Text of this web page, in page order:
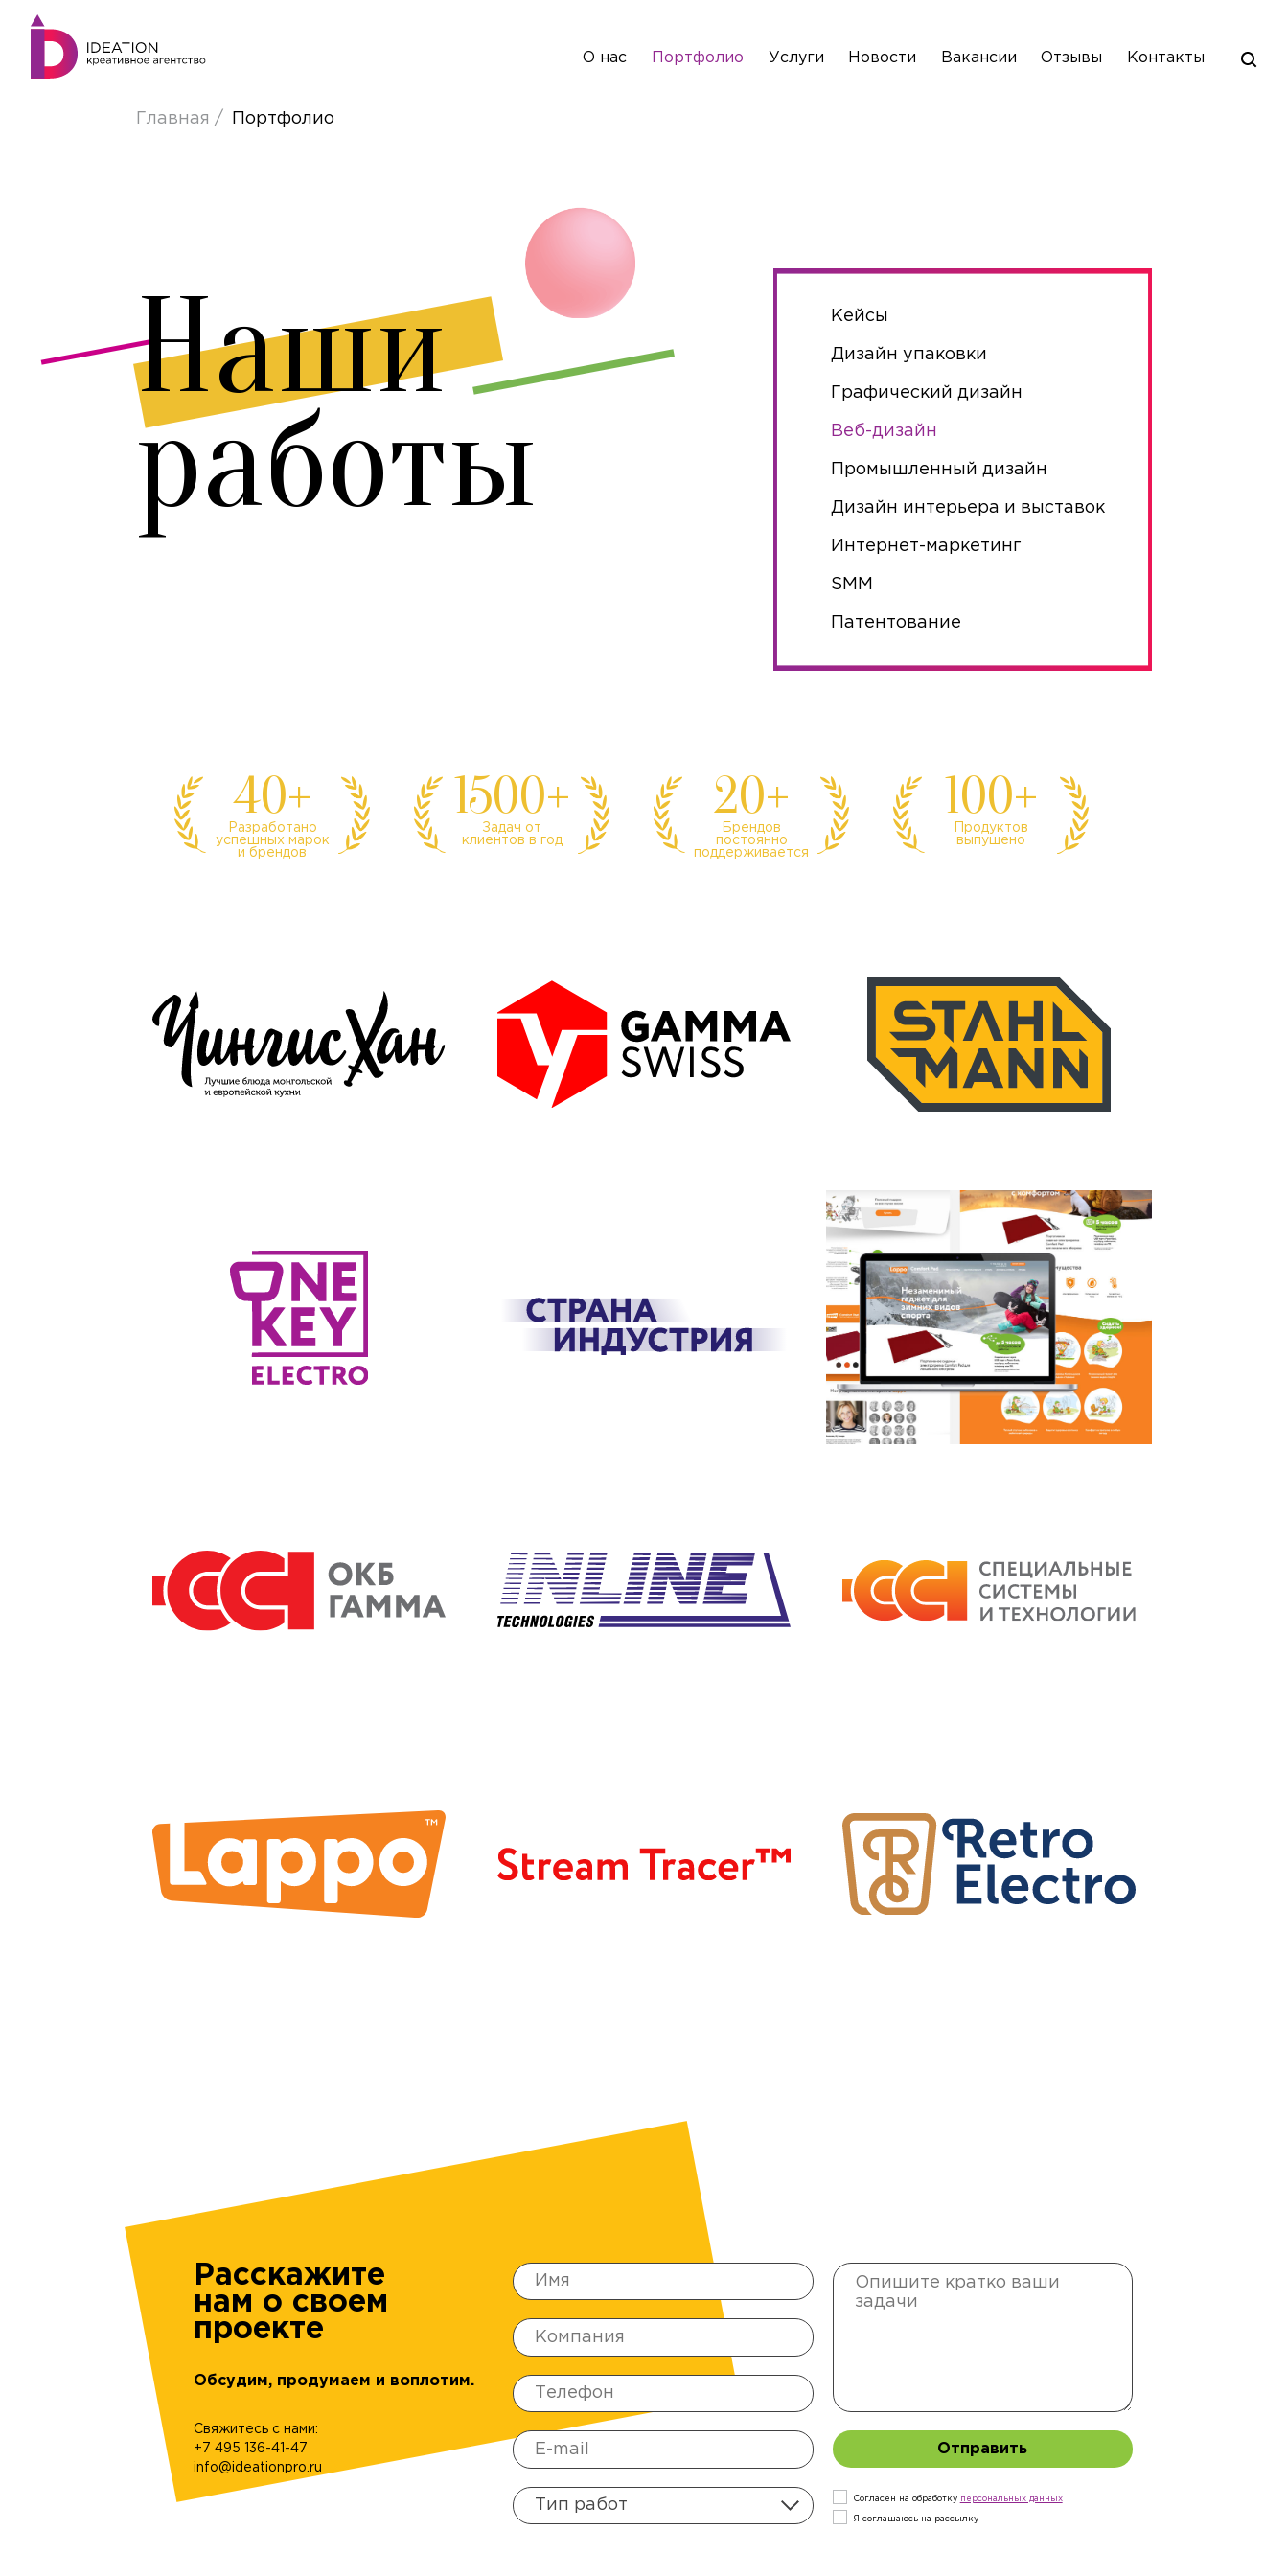
О нас Портфолио Услуги Новости Вакансии Отзывы Контакты
Главная Портфолио
Наши
работы
Кейсы
Дизайн упаковки
Графический дизайн
Веб-дизайн
Промышленный дизайн
Дизайн интерьера и выставок
Интернет-маркетинг
SMM
Патентование
40+
Разработано
успешных марок
и брендов
1500+
Задач от
клиентов в год
20+
Брендов
постоянно
поддерживается
100+
Продуктов
выпущено
Расскажите
нам о своем
проекте
Обсудим, продумаем и воплотим.
Свяжитесь с нами:
+7 495 136-41-47
info@ideationpro.ru
Тип работ
Отправить
Согласен на обработку персональныx данных
Я соглашаюсь на рассылку